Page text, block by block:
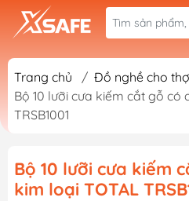
Trang chủ / Đồ nghề cho
Bộ 10 lưỡi cưa kiếm cắt gỗ có
TRSB1001
Bộ 10 lưỡi cưa kiếm
kim loại TOTAL